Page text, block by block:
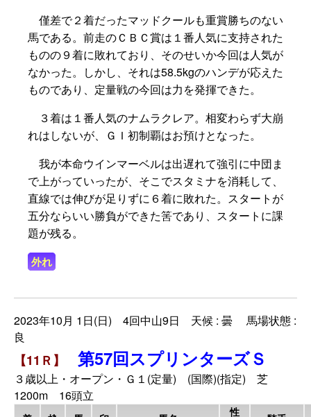
僅差で２着だったマッドクールも重賞勝ちのない
馬である。前走のＣＢＣ賞は１番人気に支持された
ものの９着に敗れており、そのせいか今回は人気が
なかった。しかし、それは58.5kgのハンデが応えた
ものであり、定量戦の今回は力を発揮できた。
３着は１番人気のナムラクレア。相変わらず大崩
れはしないが、ＧＩ初制覇はお預けとなった。
我が本命ウインマーベルは出遅れて強引に中団ま
で上がっていったが、そこでスタミナを消耗して、
直線では伸びが足りずに６着に敗れた。スタートが
五分ならいい勝負ができた筈であり、スタートに課
題が残る。
外れ
2023年10月 1日(日) 4回中山9日 天候 : 曇 馬場状態 :
良
【11Ｒ】 第57回スプリンターズＳ
３歳以上・オープン・Ｇ１(定量) (国際)(指定) 芝
1200m 16頭立
性